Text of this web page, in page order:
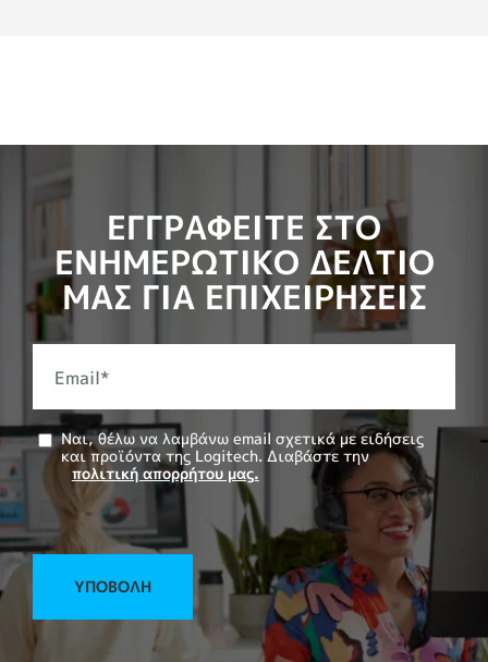
ΕΓΓΡΑΦΕΙΤΕ ΣΤΟ
ΕΝΗΜΕΡΩΤΙΚΟ ΔΕΛΤΙΟ
ΜΑΣ ΓΙΑ ΕΠΙΧΕΙΡΗΣΕΙΣ
Email*
Ναι, θέλω να λαμβάνω email σχετικά με ειδήσεις
και προϊόντα της Logitech. Διαβάστε την
πολιτική απορρήτου μας.
ΥΠΟΒΟΛΉ